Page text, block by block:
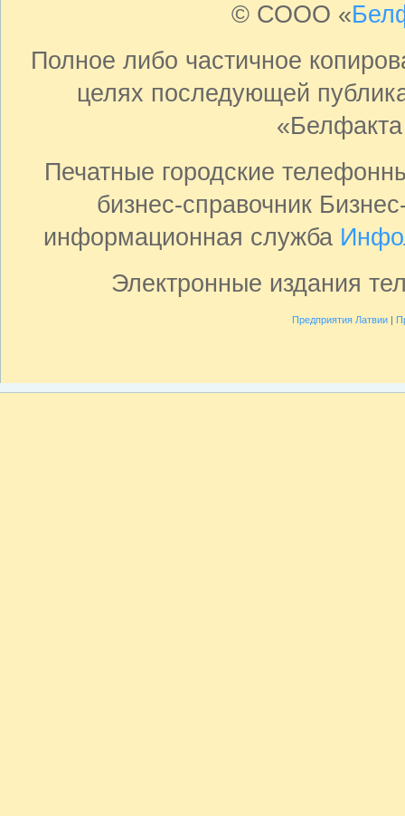
© СООО «
Полное либо частичное
целях последующей
Печатные городские
бизнес-справочник
информационная служба
Электронные издания
Предприятия Латвии|